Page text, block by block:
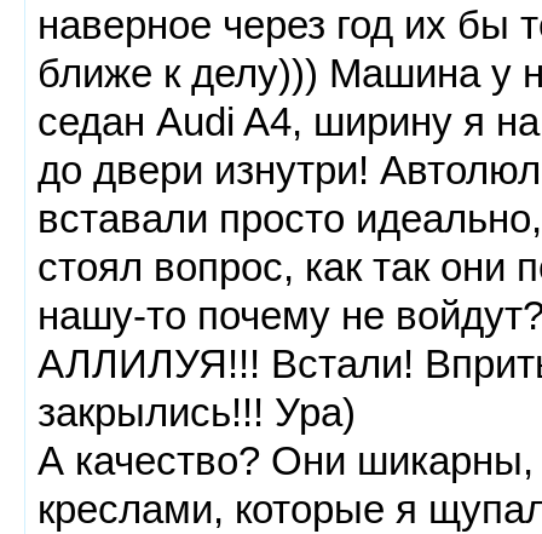
наверное через год их
ближе к делу))) Машина у
седан Audi A4, ширину я
до двери изнутри!
вставали просто
стоял вопрос, как так они
нашу-то почему не
АЛЛИЛУЯ!!! Встали!
закрылись!!! Ура)
А качество? Они
креслами, которые я